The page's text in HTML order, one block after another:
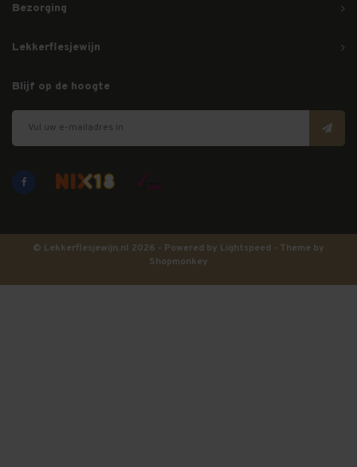
Bezorging
Lekkerflesjewijn
Blijf op de hoogte
© Lekkerflesjewijn.nl 2026 - Powered by Lightspeed - Theme by
Shopmonkey